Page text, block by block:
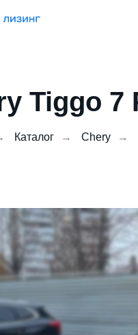
Tiggo 7
Каталог → Chery →